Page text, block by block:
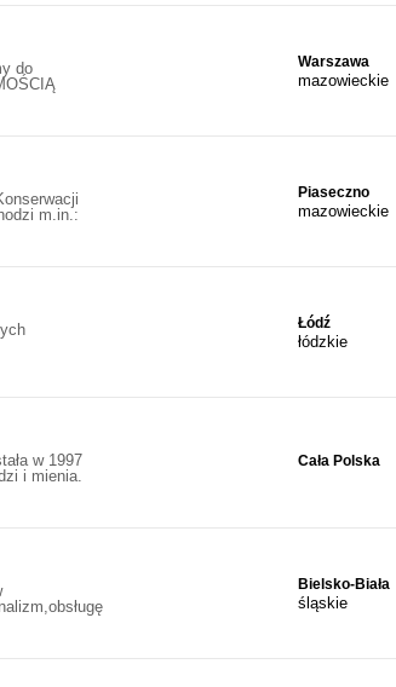
do
Warszawa
mazowieckie
m.in.:
Piaseczno
mazowieckie
Łódź
łódzkie
w 1997
i mienia.
Cała Polska
Bielsko-Biała
śląskie